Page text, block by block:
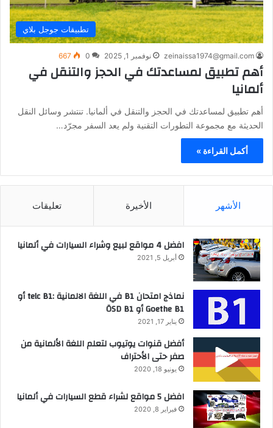
تطبيقات جوجل بلاي
zeinaissa1974@gmail.com نوفمبر 1, 2025 0
667
أهم تطبيق لمساعدتك في الحجز والتنقل في
ألمانيا
أهم تطبيق لمساعدتك في الحجز والتنقل في ألمانيا. تنتشر وسائل النقل
الحديثة مع مجموعة التطورات التقنية ولم يعد السفر مجرّد…
أكمل القراءة »
الأشهر الأخيرة تعليقات
افضل 4 مواقع لبيع وشراء السيارات في ألمانيا
أبريل 5, 2021
نماذج امتحان B1 في اللغة الالمانية :telc B1 أو
Goethe B1 أو ÖSD B1
يناير 17, 2021
أفضل قنوات يوتيوب لتعلم اللغة الألمانية من
صفر حتى الأحتراف
يونيو 18, 2020
افضل 5 مواقع لشراء قطع السيارات في ألمانيا
فبراير 8, 2020